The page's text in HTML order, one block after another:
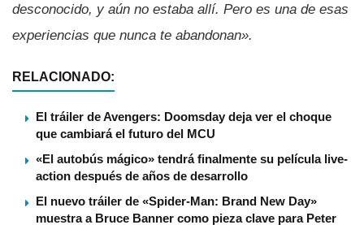
desconocido, y aún no estaba allí. Pero es una de esas
experiencias que nunca te abandonan».
RELACIONADO:
El tráiler de Avengers: Doomsday deja ver el choque
que cambiará el futuro del MCU
«El autobús mágico» tendrá finalmente su película live-
action después de años de desarrollo
El nuevo tráiler de «Spider-Man: Brand New Day»
muestra a Bruce Banner como pieza clave para Peter